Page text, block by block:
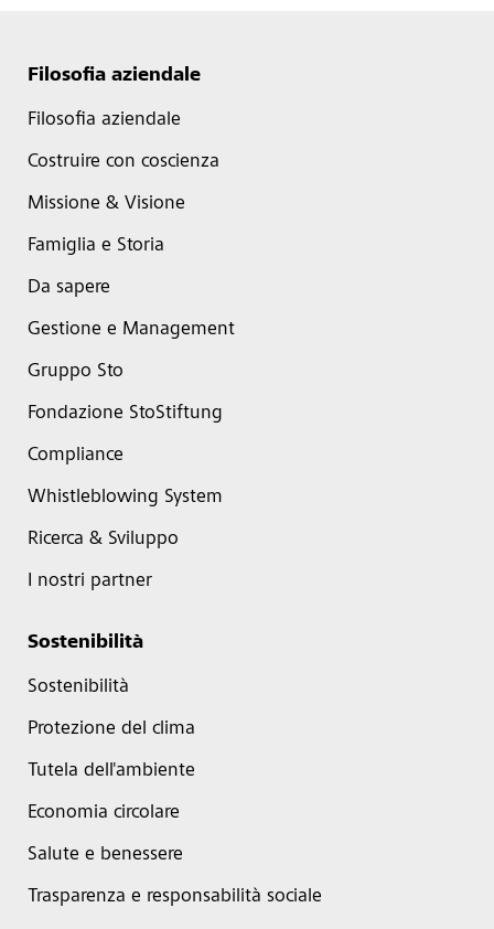
Filosofia aziendale
Filosofia aziendale
Costruire con coscienza
Missione & Visione
Famiglia e Storia
Da sapere
Gestione e Management
Gruppo Sto
Fondazione StoStiftung
Compliance
Whistleblowing System
Ricerca & Sviluppo
I nostri partner
Sostenibilità
Sostenibilità
Protezione del clima
Tutela dell'ambiente
Economia circolare
Salute e benessere
Trasparenza e responsabilità sociale